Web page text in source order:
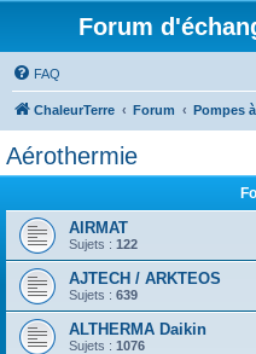
Forum
FAQ
ChaleurTerre Forum Pompes
Aérothermie
AIRMAT
Sujets : 122
AJTECH / ARKTEOS
Sujets : 639
ALTHERMA Daikin
Sujets : 1076